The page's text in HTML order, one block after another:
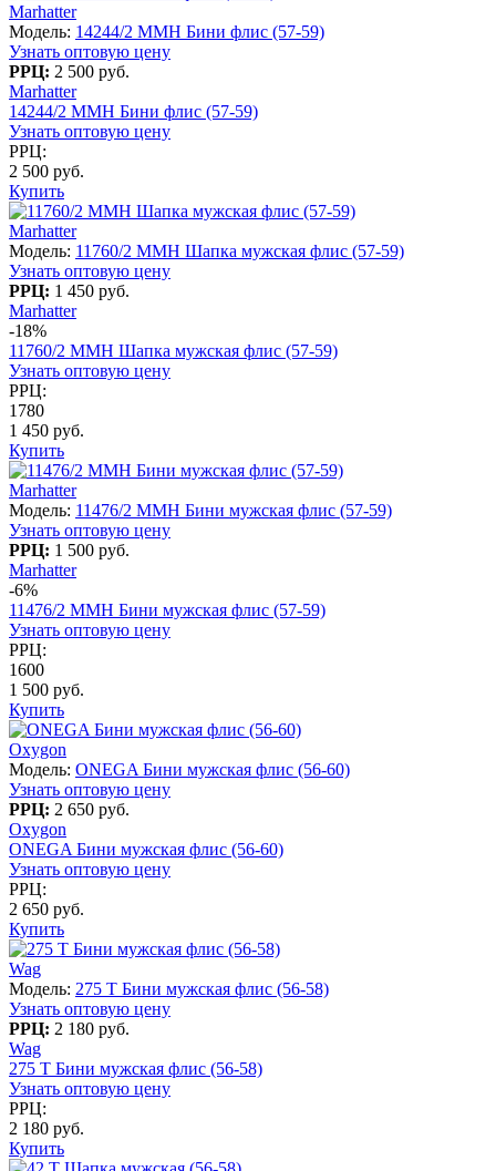
Marhatter
Модель: 14244/2 MMH Бини флис (57-59)
Узнать оптовую цену
РРЦ: 2 500 руб.
Marhatter
14244/2 MMH Бини флис (57-59)
Узнать оптовую цену
РРЦ:
2 500 руб.
Купить
Marhatter
Модель: 11760/2 MMH Шапка мужская флис (57-59)
Узнать оптовую цену
РРЦ: 1 450 руб.
Marhatter
-18%
11760/2 MMH Шапка мужская флис (57-59)
Узнать оптовую цену
РРЦ:
1780
1 450 руб.
Купить
Marhatter
Модель: 11476/2 MMH Бини мужская флис (57-59)
Узнать оптовую цену
РРЦ: 1 500 руб.
Marhatter
-6%
11476/2 MMH Бини мужская флис (57-59)
Узнать оптовую цену
РРЦ:
1600
1 500 руб.
Купить
Oxygon
Модель: ONEGA Бини мужская флис (56-60)
Узнать оптовую цену
РРЦ: 2 650 руб.
Oxygon
ONEGA Бини мужская флис (56-60)
Узнать оптовую цену
РРЦ:
2 650 руб.
Купить
Wag
Модель: 275 T Бини мужская флис (56-58)
Узнать оптовую цену
РРЦ: 2 180 руб.
Wag
275 T Бини мужская флис (56-58)
Узнать оптовую цену
РРЦ:
2 180 руб.
Купить